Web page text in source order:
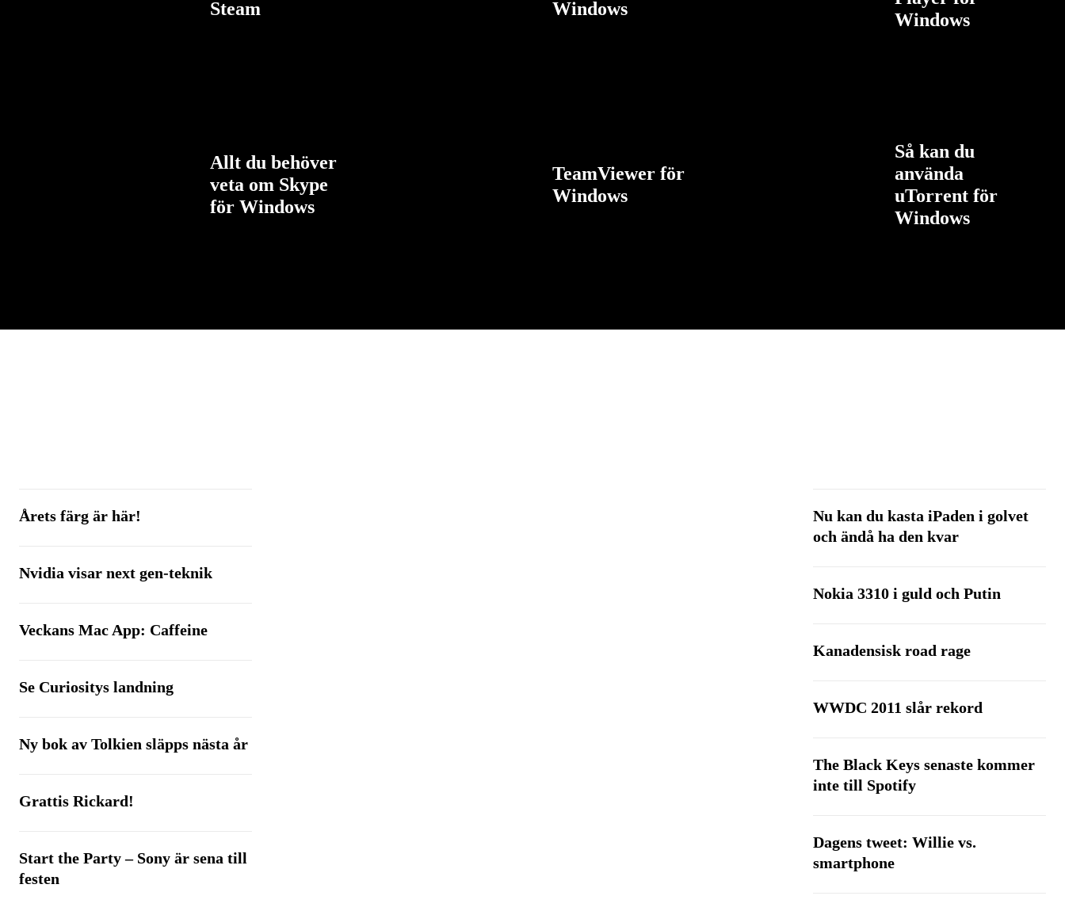
Steam
Windows
Windows
Allt du behöver
veta om Skype
för Windows
TeamViewer för
Windows
Så kan du
använda
uTorrent för
Windows
Årets färg är här!
Nvidia visar next gen-teknik
Veckans Mac App: Caffeine
Se Curiositys landning
Ny bok av Tolkien släpps nästa år
Grattis Rickard!
Start the Party – Sony är sena till
festen
Nu kan du kasta iPaden i golvet
och ändå ha den kvar
Nokia 3310 i guld och Putin
Kanadensisk road rage
WWDC 2011 slår rekord
The Black Keys senaste kommer
inte till Spotify
Dagens tweet: Willie vs.
smartphone